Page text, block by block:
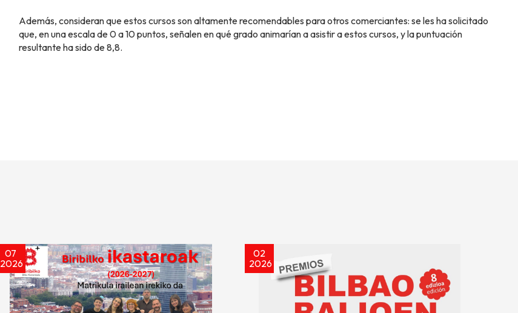
Además, consideran que estos cursos son altamente recomendables para otros comerciantes: se les ha solicitado
que, en una escala de 0 a 10 puntos, señalen en qué grado animarían a asistir a estos cursos, y la puntuación
resultante ha sido de 8,8.
07
2026
02
2026